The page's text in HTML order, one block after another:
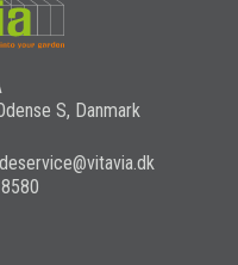
S, Danmark